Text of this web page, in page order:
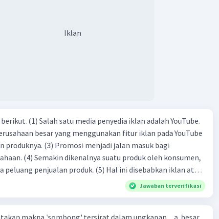
Iklan
iklan adalah YouTube.
besar yang menggunakan fitur iklan pada YouTube
menjadi jalan masuk bagi
oleh konsumen,
produk. (5) Hal ini disebabkan iklan atau
cara untuk mengenalkan produk perusahaan kepada
Jawaban terverifikasi
makna 'sombong' tersirat dalam ungkapan.... a. besar